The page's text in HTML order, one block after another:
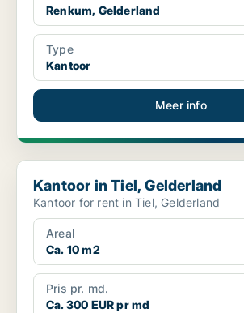
Renkum, Gelderland
Type
Kantoor
Meer info
Kantoor in Tiel, Gelderland
Kantoor in Tiel, Gelderland
Kantoor for rent in Tiel, Gelderland
Areal
Ca. 10 m2
Pris pr. md.
Ca. 300 EUR pr md